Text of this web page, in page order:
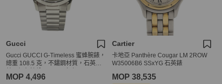
Gucci
Gucci GUCCI G-Timeless 蜜蜂腕錶，
總重 108.5 克，不鏽鋼材質，石英機
MOP 4,496
Cartier
卡地亞 Panthère Cougar LM 2ROW
W35006B6 SSxYG 石英錶
MOP 38,535